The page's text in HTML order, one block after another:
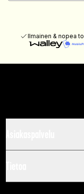
Ilmainen & nopea